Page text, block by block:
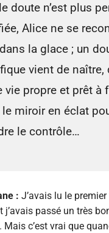
doute n’est plus
Alice ne se
la glace ; un
vient de naître,
vie propre et prêt à
le miroir en éclat
le contrôle…
: J’avais lu le
j’avais passé un très
Mais c’est vrai que